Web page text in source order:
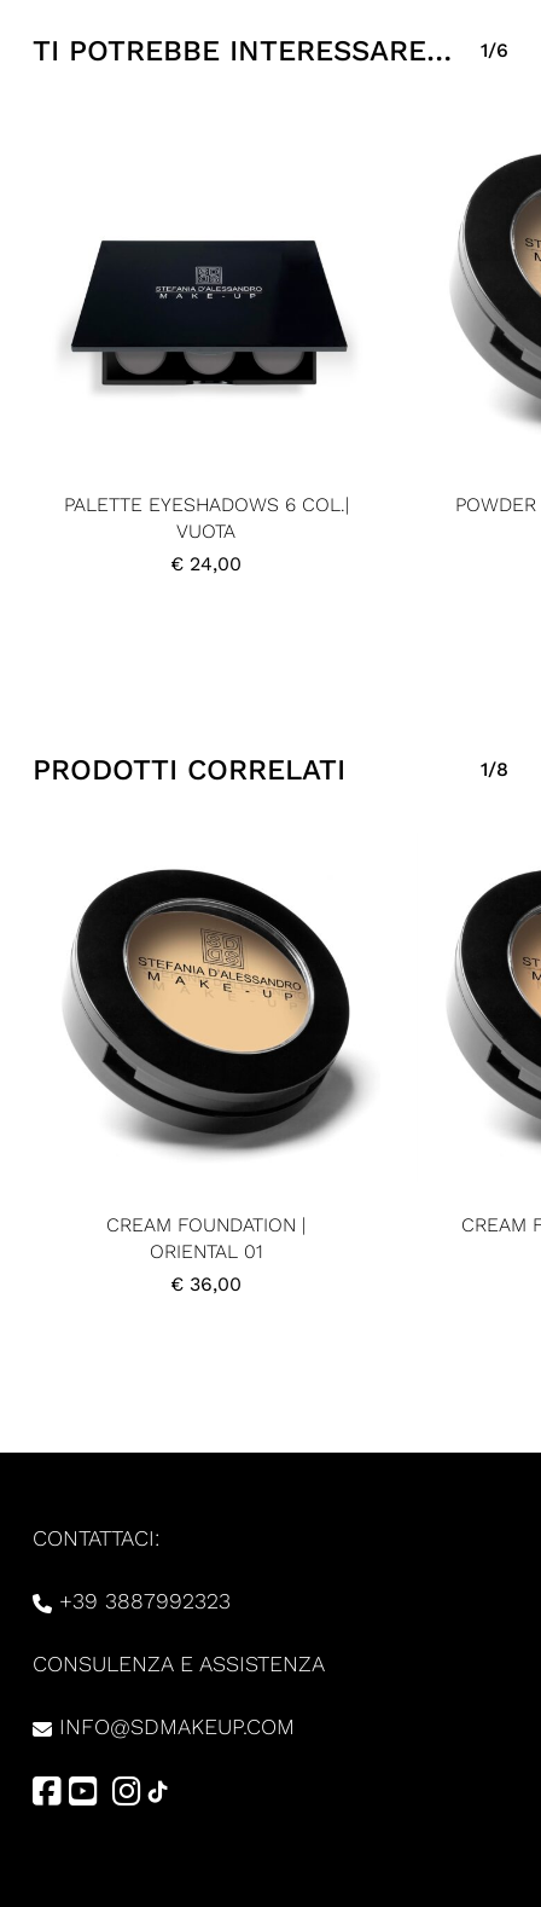
TI POTREBBE INTERESSARE… 1/6
PALETTE EYESHADOWS 6 COL.|
VUOTA
€ 24,00
PRODOTTI CORRELATI 1/8
CREAM FOUNDATION |
ORIENTAL 01
€ 36,00
CREAM
CONTATTACI:
+39 3887992323
CONSULENZA E ASSISTENZA
INFO@SDMAKEUP.COM